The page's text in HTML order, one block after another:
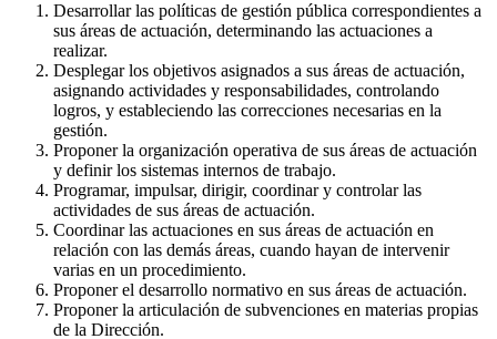
Desarrollar las políticas de gestión pública correspondientes a
sus áreas de actuación, determinando las actuaciones a
realizar.
Desplegar los objetivos asignados a sus áreas de actuación,
asignando actividades y responsabilidades, controlando
logros, y estableciendo las correcciones necesarias en la
gestión.
Proponer la organización operativa de sus áreas de actuación
y definir los sistemas internos de trabajo.
Programar, impulsar, dirigir, coordinar y controlar las
actividades de sus áreas de actuación.
Coordinar las actuaciones en sus áreas de actuación en
relación con las demás áreas, cuando hayan de intervenir
varias en un procedimiento.
Proponer el desarrollo normativo en sus áreas de actuación.
Proponer la articulación de subvenciones en materias propias
de la Dirección.